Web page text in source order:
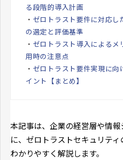
る段階的導入計画
・ ゼロトラスト要件に対応し
の選定と評価基準
・ ゼロトラスト導入によるメ
用時の注意点
・ ゼロトラスト要件実現に向
イント【まとめ】
本記事は、企業の経営層や情
に、ゼロトラストセキュリテ
わかりやすく解説します。